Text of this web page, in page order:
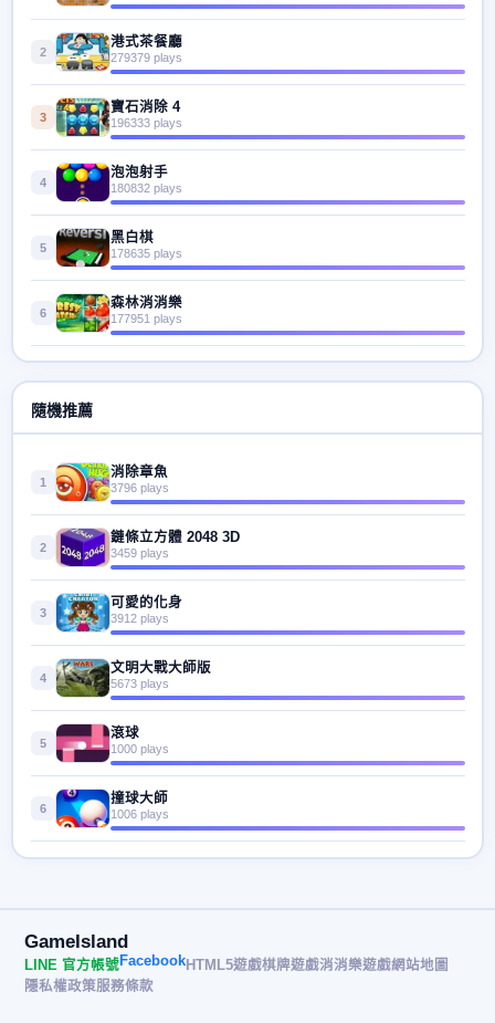
2
港式茶餐廳
279379 plays
3
寶石消除 4
196333 plays
4
泡泡射手
180832 plays
5
黑白棋
178635 plays
6
森林消消樂
177951 plays
隨機推薦
1
消除章魚
3796 plays
2
鏈條立方體 2048 3D
3459 plays
3
可愛的化身
3912 plays
4
文明大戰大師版
5673 plays
5
滾球
1000 plays
6
撞球大師
1006 plays
GameIsland
LINE 官方帳號FacebookHTML5遊戲棋牌遊戲消消樂遊戲網站地圖
隱私權政策服務條款